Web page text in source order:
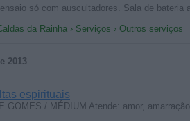
só com auscultadores. Sala de
da Rainha › Serviços › Outros serviços
2013
espirituais
GOMES / MÉDIUM Atende: amor,